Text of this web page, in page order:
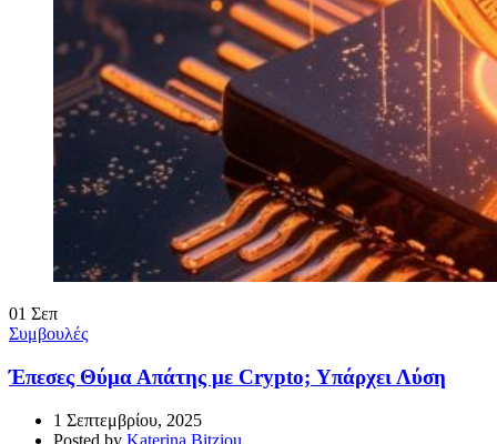
01 Σεπ
Συμβουλές
Έπεσες Θύμα Απάτης με Crypto; Υπάρχει Λύση
1 Σεπτεμβρίου, 2025
Posted by Katerina Bitziou